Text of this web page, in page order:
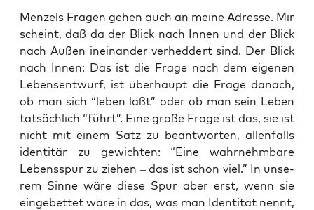
Men­zels Fra­gen gehen auch an mei­ne Adres­se. Mir
scheint, daß da der Blick nach Innen und der Blick
nach Außen inein­an­der ver­hed­dert sind. Der Blick
nach Innen: Das ist die Fra­ge nach dem eige­nen
Lebens­ent­wurf, ist über­haupt die Fra­ge danach,
ob man sich “leben läßt” oder ob man sein Leben
tat­säch­lich “führt”. Eine gro­ße Fra­ge ist das, sie ist
nicht mit einem Satz zu beant­wor­ten, allen­falls
iden­ti­tär zu gewich­ten: “Eine wahr­nehm­ba­re
Lebens­spur zu zie­hen – das ist schon viel.” In unse­
rem Sin­ne wäre die­se Spur aber erst, wenn sie
ein­ge­bet­tet wäre in das, was man Iden­ti­tät nennt,